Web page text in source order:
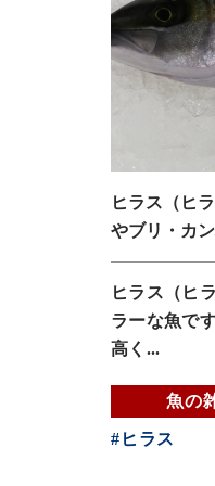
ヒラス（ヒ
やブリ・カ
ヒラス（ヒ
ラーな魚で
高く...
魚の
#ヒラス